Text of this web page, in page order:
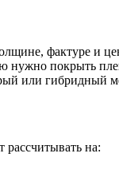
фактуре и
нужно покрыть
или гибридный
на: